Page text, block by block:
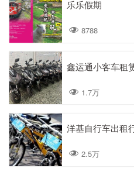
乐乐假期
8788
鑫运通小客车租
1.7万
洋基自行车出租
2.5万